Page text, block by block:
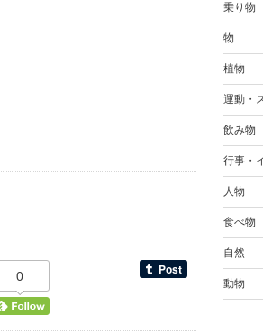
0
乗り物
物
植物
運動・
飲み物
行事・
人物
食べ物
自然
動物